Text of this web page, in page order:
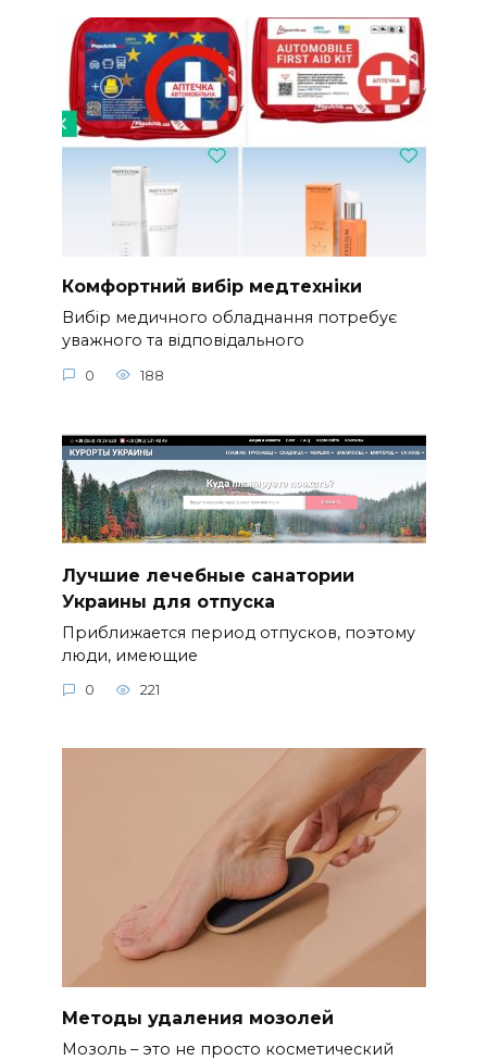
Комфортний вибір медтехніки
Вибір медичного обладнання потребує
уважного та відповідального
0 188
Лучшие лечебные санатории
Украины для отпуска
Приближается период отпусков, поэтому
люди, имеющие
0 221
Методы удаления мозолей
Мозоль – это не просто косметический